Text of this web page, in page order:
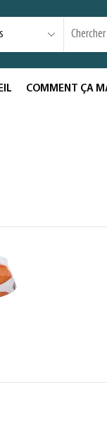
COMMENT ÇA